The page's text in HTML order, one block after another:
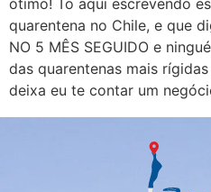
ótimo! To aqui escrevendo
quarentena no Chile, e que
NO 5 MÊS SEGUIDO e
das quarentenas mais
deixa eu te contar um